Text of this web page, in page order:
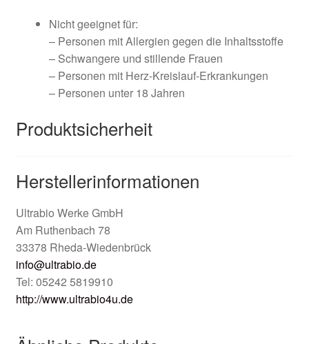
Nicht geeignet für:
– Personen mit Allergien gegen die Inhaltsstoffe
– Schwangere und stillende Frauen
– Personen mit Herz-Kreislauf-Erkrankungen
– Personen unter 18 Jahren
Produktsicherheit
Herstellerinformationen
Ultrabio Werke GmbH
Am Ruthenbach 78
33378 Rheda-Wiedenbrück
info@ultrabio.de
Tel: 05242 5819910
http://www.ultrabio4u.de